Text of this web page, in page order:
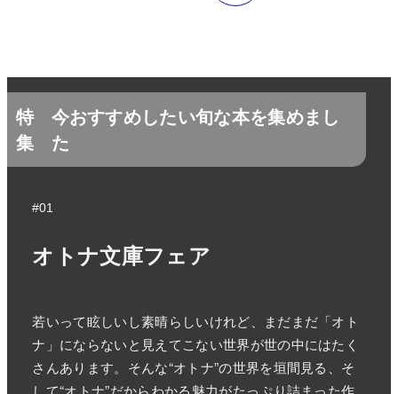
特
集
今おすすめしたい旬な本を集めまし
た
#01
オトナ文庫フェア
若いって眩しいし素晴らしいけれど、まだまだ「オト
ナ」にならないと見えてこない世界が世の中にはたく
さんあります。そんな“オトナ”の世界を垣間見る、そ
して“オトナ”だからわかる魅力がたっぷり詰まった作